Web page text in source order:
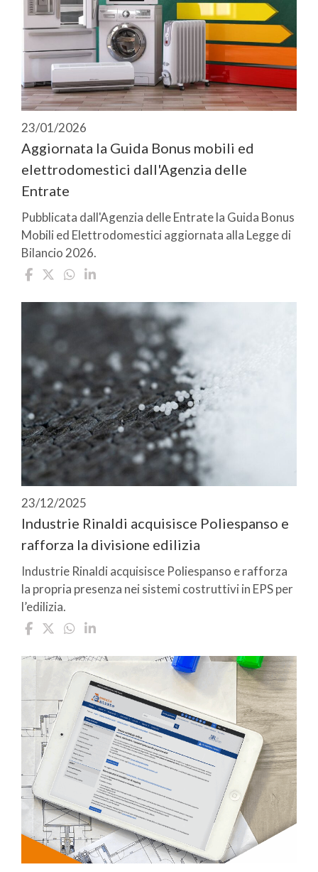
23/01/2026
Aggiornata la Guida Bonus mobili ed
elettrodomestici dall'Agenzia delle
Entrate
Pubblicata dall'Agenzia delle Entrate la Guida Bonus
Mobili ed Elettrodomestici aggiornata alla Legge di
Bilancio 2026.
23/12/2025
Industrie Rinaldi acquisisce Poliespanso e
rafforza la divisione edilizia
Industrie Rinaldi acquisisce Poliespanso e rafforza
la propria presenza nei sistemi costruttivi in EPS per
l’edilizia.